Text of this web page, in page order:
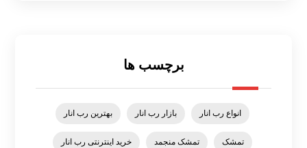
برچسب ها
انواع رب انار بازار رب انار بهترین رب انار
تمشک تمشک منجمد خرید اینترنتی رب انار